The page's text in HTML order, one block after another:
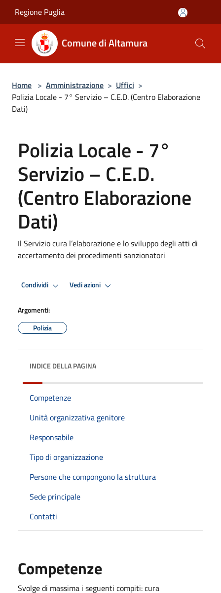
Regione Puglia
Comune di Altamura
Home > Amministrazione > Uffici >
Polizia Locale - 7° Servizio – C.E.D. (Centro Elaborazione
Dati)
Polizia Locale - 7°
Servizio – C.E.D.
(Centro Elaborazione
Dati)
Il Servizio cura l’elaborazione e lo sviluppo degli atti di
accertamento dei procedimenti sanzionatori
Condividi Vedi azioni
Argomenti:
Polizia
INDICE DELLA PAGINA
Competenze
Unità organizzativa genitore
Responsabile
Tipo di organizzazione
Persone che compongono la struttura
Sede principale
Contatti
Competenze
Svolge di massima i seguenti compiti: cura